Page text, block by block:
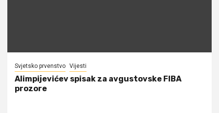
Svjetsko prvenstvo Vijesti
Alimpijevićev spisak za avgustovske FIBA
prozore